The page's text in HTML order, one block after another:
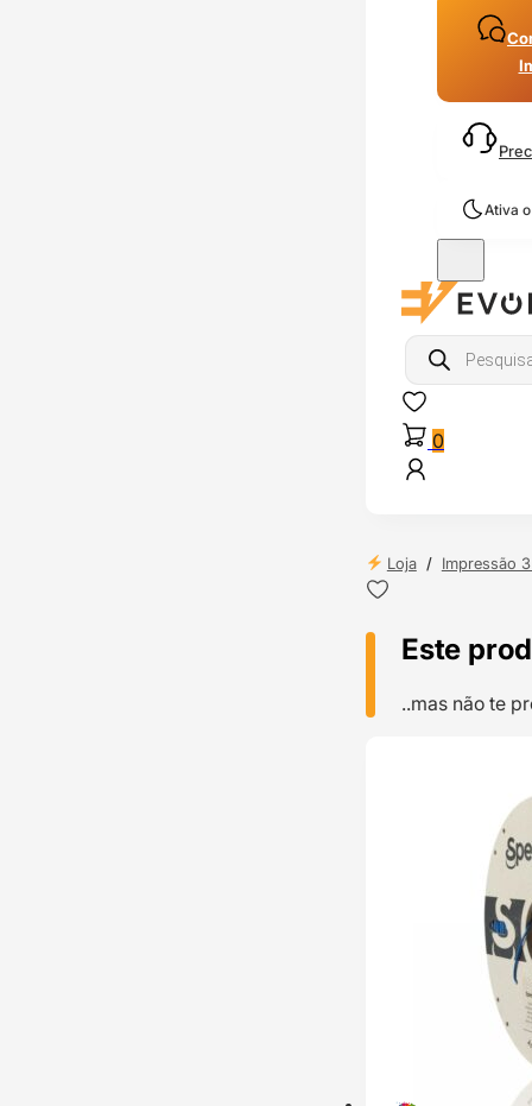
Ativa
Products
search
0
Loja / Impressão
Este
..mas não te